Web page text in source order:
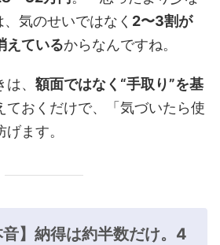
気のせいではなく 2〜3割が
えているからなんですね。
、 額面ではなく“手取り”を基
ておくだけで、「気づいたら使
ます。
音】納得は約半数だけ。4